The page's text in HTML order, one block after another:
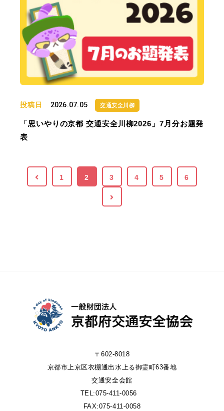
投稿日 2026.07.05 交通安全川柳
「思いやりの京都 交通安全川柳2026」7月分お題発
表
1 2 3 4 5 6
〒602-8018
京都市上京区衣棚通出水上る御霊町63番地
交通安全会館
TEL:075-411-0056
FAX:075-411-0058